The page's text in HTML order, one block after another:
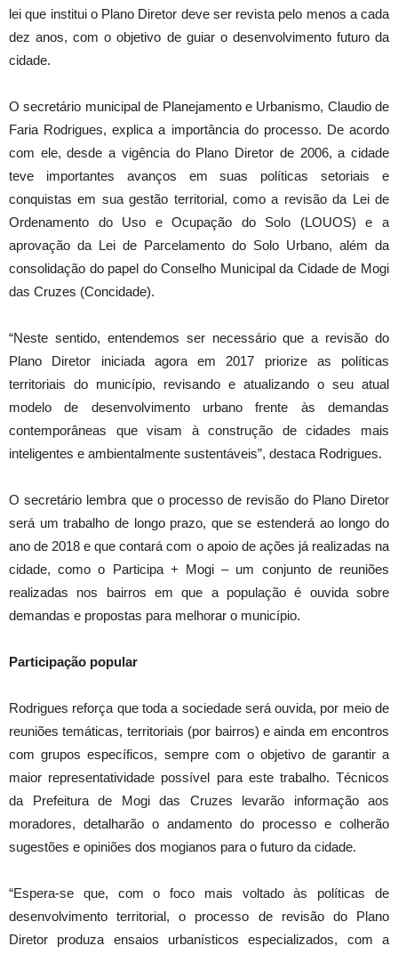
lei que institui o Plano Diretor deve ser revista pelo menos a cada
dez anos, com o objetivo de guiar o desenvolvimento futuro da
cidade.
O secretário municipal de Planejamento e Urbanismo, Claudio de
Faria Rodrigues, explica a importância do processo. De acordo
com ele, desde a vigência do Plano Diretor de 2006, a cidade
teve importantes avanços em suas políticas setoriais e
conquistas em sua gestão territorial, como a revisão da Lei de
Ordenamento do Uso e Ocupação do Solo (LOUOS) e a
aprovação da Lei de Parcelamento do Solo Urbano, além da
consolidação do papel do Conselho Municipal da Cidade de Mogi
das Cruzes (Concidade).
“Neste sentido, entendemos ser necessário que a revisão do
Plano Diretor iniciada agora em 2017 priorize as políticas
territoriais do município, revisando e atualizando o seu atual
modelo de desenvolvimento urbano frente às demandas
contemporâneas que visam à construção de cidades mais
inteligentes e ambientalmente sustentáveis”, destaca Rodrigues.
O secretário lembra que o processo de revisão do Plano Diretor
será um trabalho de longo prazo, que se estenderá ao longo do
ano de 2018 e que contará com o apoio de ações já realizadas na
cidade, como o Participa + Mogi – um conjunto de reuniões
realizadas nos bairros em que a população é ouvida sobre
demandas e propostas para melhorar o município.
Participação popular
Rodrigues reforça que toda a sociedade será ouvida, por meio de
reuniões temáticas, territoriais (por bairros) e ainda em encontros
com grupos específicos, sempre com o objetivo de garantir a
maior representatividade possível para este trabalho. Técnicos
da Prefeitura de Mogi das Cruzes levarão informação aos
moradores, detalharão o andamento do processo e colherão
sugestões e opiniões dos mogianos para o futuro da cidade.
“Espera-se que, com o foco mais voltado às políticas de
desenvolvimento territorial, o processo de revisão do Plano
Diretor produza ensaios urbanísticos especializados, com a